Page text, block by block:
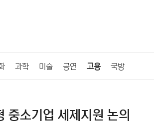
과학 미술 공연 고용 국방
일상 주식 암호화폐 블록체인
중소기업 세제지원 논의